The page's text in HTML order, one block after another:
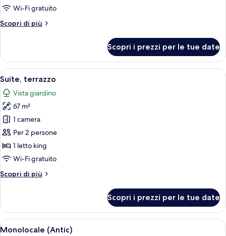
Wi-Fi gratuito
Scopri di più
Altri
Scopri i prezzi per le tue date
Apri
tutte
le
foto
per
Suite,
terrazzo
Una camera da letto con un letto,
5
Suite, terrazzo
Vista giardino
67 m²
1 camera
Per 2 persone
1 letto king
Wi-Fi gratuito
Scopri di più
Altri
terrazzo
Scopri i prezzi per le tue date
Apri
Una camera da letto con un letto,
5
Monolocale (Antic)